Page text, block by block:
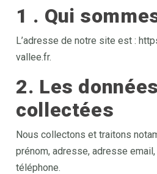
1 . Qui
L’adresse de notre site est :
vallee.fr.
2. Les données
collectées
Nous collectons et traitons
prénom, adresse, adresse
téléphone.